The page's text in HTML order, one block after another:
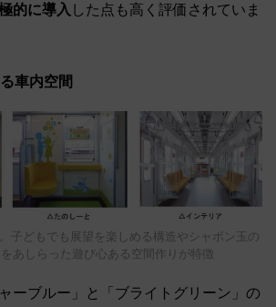
的に導入 した点も高く評価されていま
車内空間
子どもでも展望を楽しめる構造やシャボン玉の
あしらった遊び心ある空間作りが特徴
ーブルー」と「ブライトグリーン」の